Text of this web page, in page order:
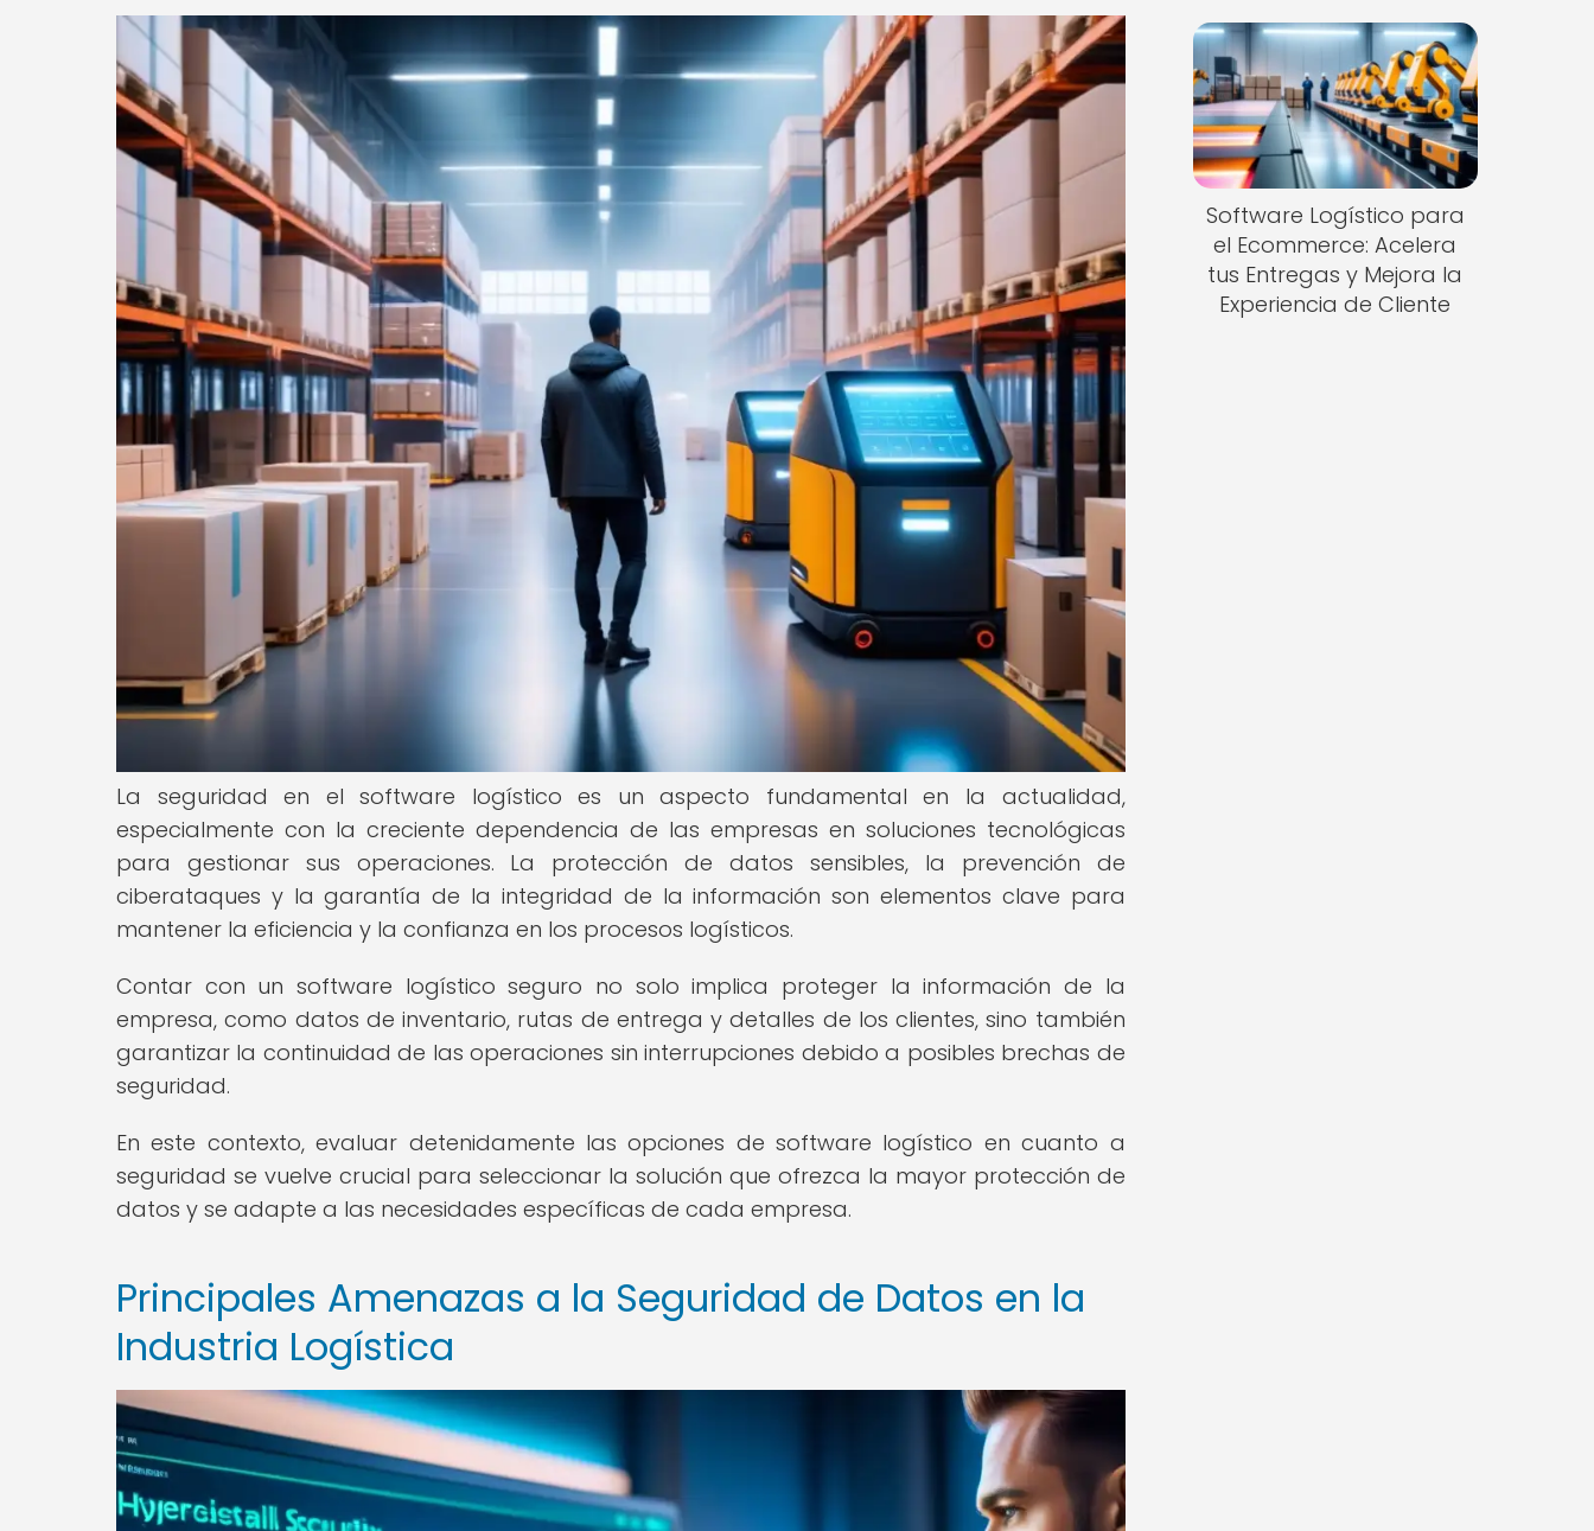
La seguridad en el software logístico es un aspecto fundamental en la actualidad,
especialmente con la creciente dependencia de las empresas en soluciones tecnológicas
para gestionar sus operaciones. La protección de datos sensibles, la prevención de
ciberataques y la garantía de la integridad de la información son elementos clave para
mantener la eficiencia y la confianza en los procesos logísticos.
Contar con un software logístico seguro no solo implica proteger la información de la
empresa, como datos de inventario, rutas de entrega y detalles de los clientes, sino también
garantizar la continuidad de las operaciones sin interrupciones debido a posibles brechas de
seguridad.
En este contexto, evaluar detenidamente las opciones de software logístico en cuanto a
seguridad se vuelve crucial para seleccionar la solución que ofrezca la mayor protección de
datos y se adapte a las necesidades específicas de cada empresa.
Principales Amenazas a la Seguridad de Datos en la
Industria Logística
Software Logístico para
el Ecommerce: Acelera
tus Entregas y Mejora la
Experiencia de Cliente